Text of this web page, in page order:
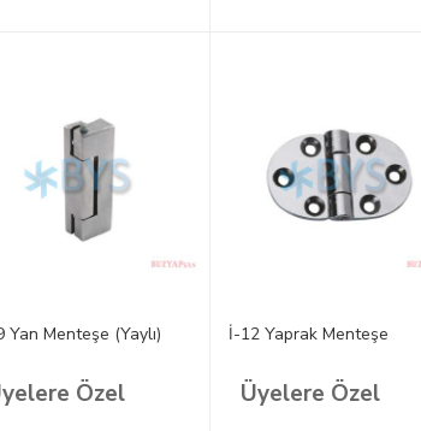
Yan Menteşe (Yaylı)
Özel
İ-12 Yaprak Menteşe
Üyelere Özel